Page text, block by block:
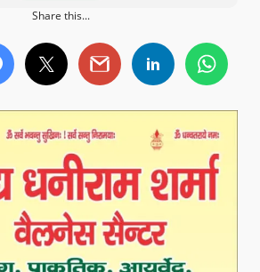
Share this...